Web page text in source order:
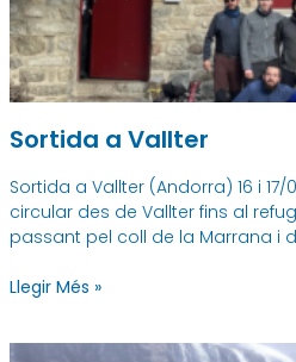
Sortida a Vallter
Sortida a Vallter (Andorra) 16 i
circular des de Vallter fins al
passant pel coll de la Marrana i
Llegir Més »